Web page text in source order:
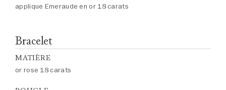
applique Emeraude en or 18 carats
Bracelet
MATIÈRE
or rose 18 carats